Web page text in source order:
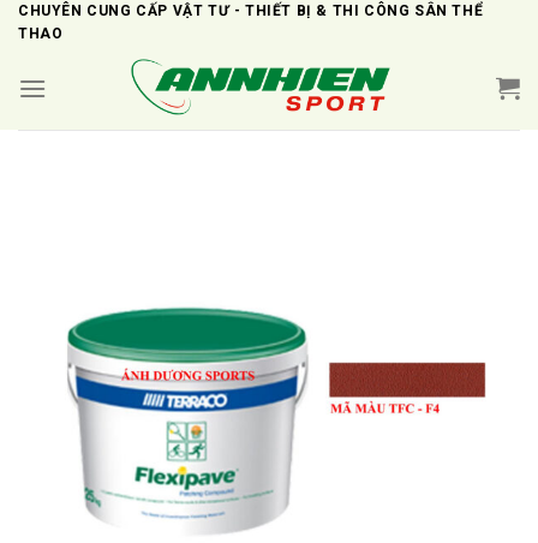
SkipCHUYÊN CUNG CẤP VẬT TƯ - THIẾT BỊ & THI CÔNG SÂN THỂ
THAO